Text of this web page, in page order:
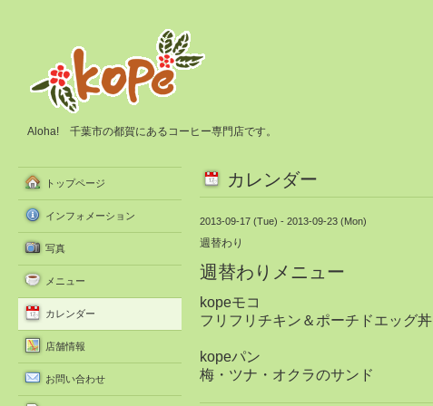
Aloha! 千葉市の都賀にあるコーヒー専門店です。
カレンダー
2013-09-17 (Tue) - 2013-09-23 (Mon)
週替わり
週替わりメニュー
kopeモコ
フリフリチキン＆ポーチドエッグ丼
kopeパン
梅・ツナ・オクラのサンド
トップページ
インフォメーション
写真
メニュー
カレンダー
店舗情報
お問い合わせ